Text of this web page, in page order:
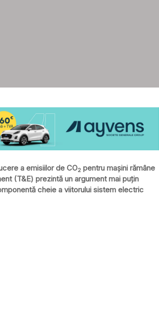
a emisiilor de CO2 pentru mașini rămâne
(T&E) prezintă un argument mai puțin
cheie a viitorului sistem electric